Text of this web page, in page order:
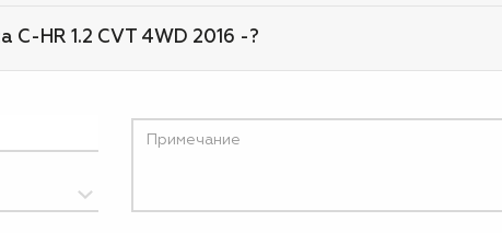
C-HR 1.2 CVT 4WD 2016 -?